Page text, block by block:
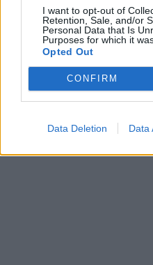
I want to opt-out of
Retention, Sale, and/or
Personal Data that Is
Purposes for which it
Opted Out
CONFIRM
Data Deletion Data